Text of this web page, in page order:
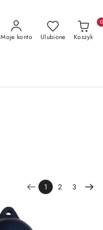
Moje konto Ulubione Koszyk
0
1 2 3